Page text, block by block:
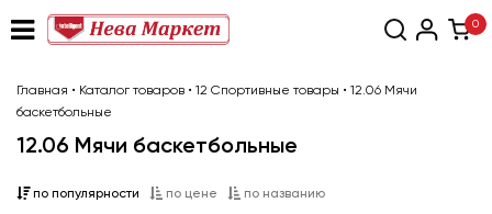
0
Главная • Каталог товаров • 12 Спортивные товары • 12.06 Мячи
баскетбольные
12.06 Мячи баскетбольные
по популярности по цене по названию